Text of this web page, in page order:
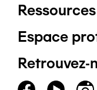
Pied
de
page
Espace
Retrouvez-